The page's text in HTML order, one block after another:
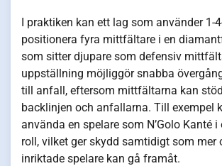
I praktiken kan ett lag som använder 1-
positionera fyra mittfältare i en
som sitter djupare som defensiv
uppställning möjliggör snabba
till anfall, eftersom mittfältarna kan
backlinjen och anfallarna. Till exempel
använda en spelare som N’Golo Kanté
roll, vilket ger skydd samtidigt som mer
inriktade spelare kan gå framåt.